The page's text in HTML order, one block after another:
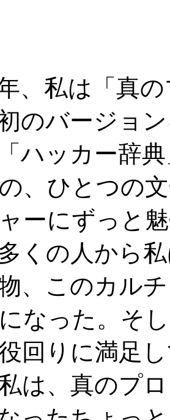
、私は「真
のバージョ
ハッカー辞
、ひとつの
ーにずっと
くの人から
、このカル
なった。そ
回りに満足
は、真のプ